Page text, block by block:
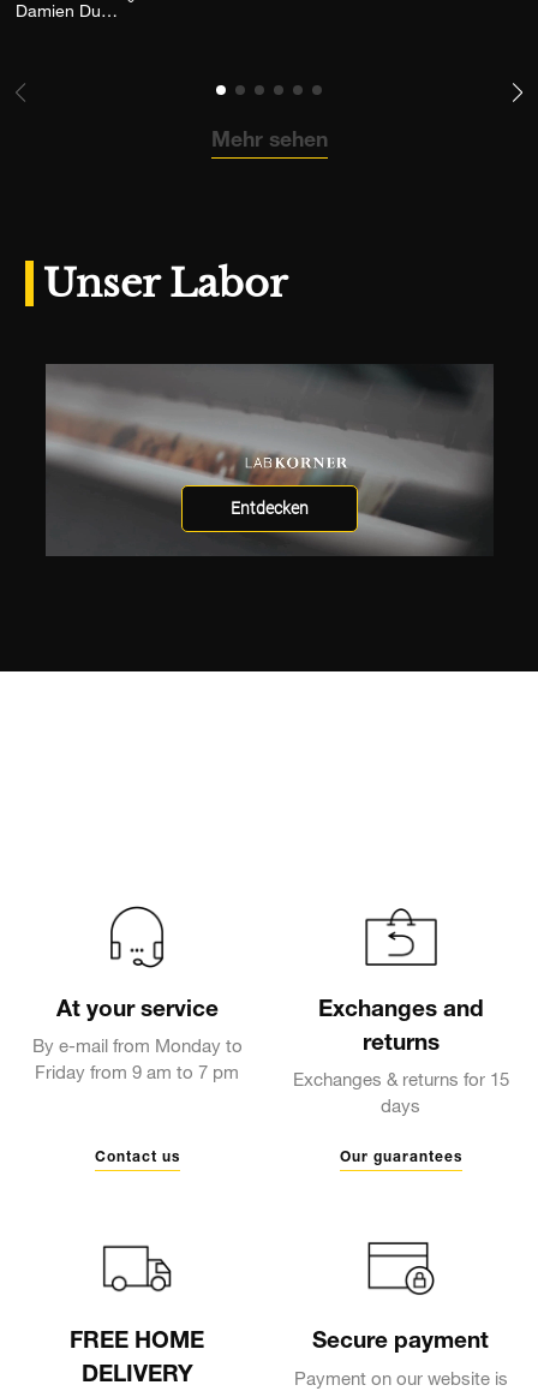
Damien Dufresne
Mehr sehen
Unser Labor
Entdecken
At your service
By e-mail from Monday to
Friday from 9 am to 7 pm
Contact us
Exchanges and
returns
Exchanges & returns for 15
days
Our guarantees
FREE HOME
DELIVERY
Secure payment
Payment on our website is